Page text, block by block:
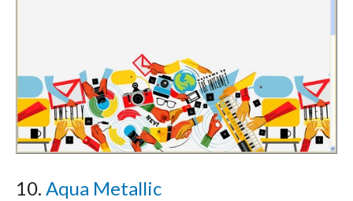
10. Aqua Metallic